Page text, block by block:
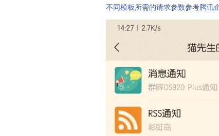
echo '<p><b>图文消息
知测试&content=这是一条测试信息
        echo '<hr/>';
}else{
// 声明页面 header
header("Content-type:text/
// 获取 access_token
// 定义 id 和 secret
$corpid='xxxxxx';//这里填写你的
不同模板所需的请求参数参考腾讯